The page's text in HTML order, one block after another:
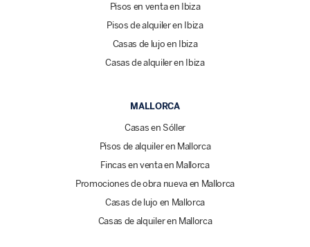
Pisos en venta en Ibiza
Pisos de alquiler en Ibiza
Casas de lujo en Ibiza
Casas de alquiler en Ibiza
MALLORCA
Casas en Sóller
Pisos de alquiler en Mallorca
Fincas en venta en Mallorca
Promociones de obra nueva en Mallorca
Casas de lujo en Mallorca
Casas de alquiler en Mallorca